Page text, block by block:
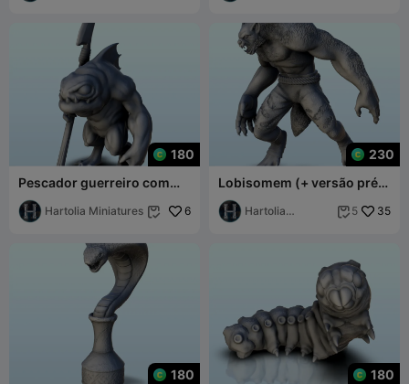
180
Pescador guerreiro com
lança (+ versão pré-
suportada) (6) - mi
Hartolia Miniatures  6
230
Lobisomem (+ versão pré-
suportada) (4) - miniaturas
warhamme
Hartolia
 5 35
180
180